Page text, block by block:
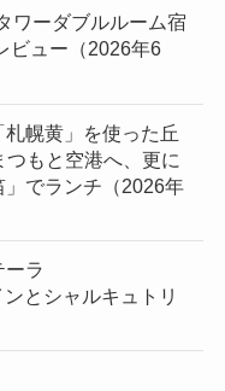
ワーダブルルーム宿
ビュー（2026年6
幌黄」を使った丘
もと空港へ、更に
でランチ（2026年
ラ
とシャルキュトリ